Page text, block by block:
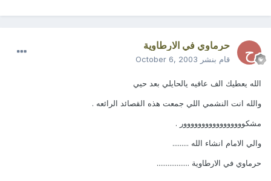
حرماوي في الارطاوية
قام بنشر October 6, 2003
الله يعطيك الف عافيه يالحايلي بعد حيي
والله انت النشمي اللي جمعت هذه القصائد الرائعه .
مشكووووووووووووووووور .
والي الامام انشاء الله .........
حرماوي في الارطاوية ..................